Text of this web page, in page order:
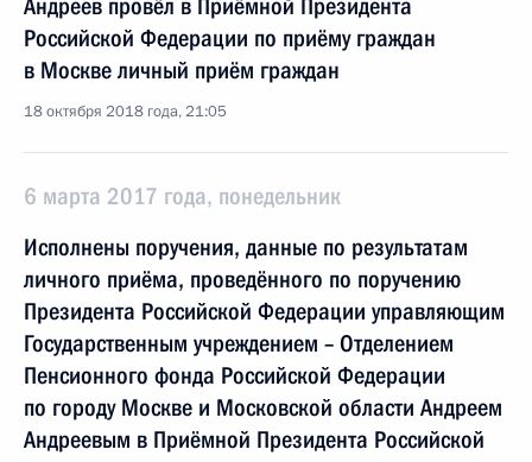
Андреев провёл в Приёмной Президента
Российской Федерации по приёму граждан
в Москве личный приём граждан
18 октября 2018 года, 21:05
6 марта 2017 года, понедельник
Исполнены поручения, данные по результатам
личного приёма, проведённого по поручению
Президента Российской Федерации управляющим
Государственным учреждением – Отделением
Пенсионного фонда Российской Федерации
по городу Москве и Московской области Андреем
Андреевым в Приёмной Президента Российской